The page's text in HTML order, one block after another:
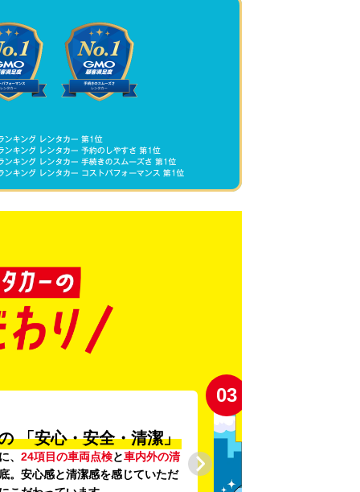
「安心・安全・清潔」
、 24項目の車両点検と車内外の清
。安心感と清潔感を感じていただ
03